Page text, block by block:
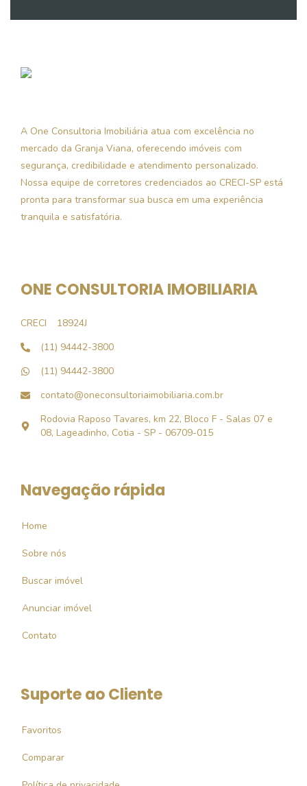
A One Consultoria Imobiliária atua com excelência no
mercado da Granja Viana, oferecendo imóveis com
segurança, credibilidade e atendimento personalizado.
Nossa equipe de corretores credenciados ao CRECI-SP está
pronta para transformar sua busca em uma experiência
tranquila e satisfatória.
ONE CONSULTORIA IMOBILIARIA
CRECI
18924J
(11) 94442-3800
(11) 94442-3800
contato@oneconsultoriaimobiliaria.com.br
Rodovia Raposo Tavares, km 22, Bloco F - Salas 07 e
08, Lageadinho, Cotia - SP - 06709-015
Navegação rápida
Home
Sobre nós
Buscar imóvel
Anunciar imóvel
Contato
Suporte ao Cliente
Favoritos
Comparar